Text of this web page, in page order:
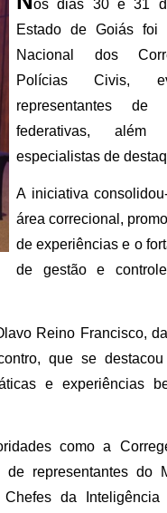
os dias 30 e 31
Estado de Goiás foi
Nacional dos
Polícias Civis,
representantes
federativas,
especialistas de
A iniciativa
área correcional,
de experiências e o
de gestão e
Reino Francisco,
que se
e experiências
como a
representantes do
da